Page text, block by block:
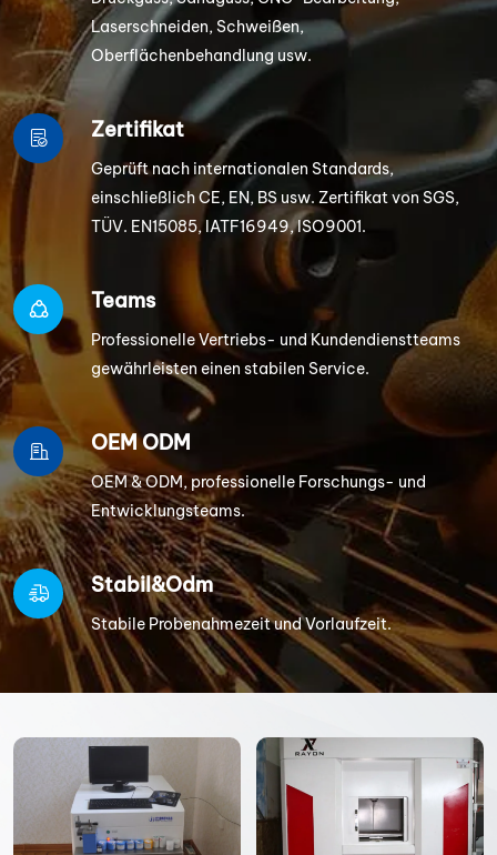
Laserschneiden, Schweißen,
Oberflächenbehandlung usw.
Zertifikat
Geprüft nach internationalen Standards,
einschließlich CE, EN, BS usw. Zertifikat von SGS,
TÜV. EN15085, IATF16949, ISO9001.
Teams
Professionelle Vertriebs- und Kundendienstteams
gewährleisten einen stabilen Service.
OEM ODM
OEM & ODM, professionelle Forschungs- und
Entwicklungsteams.
Stabil&Odm
Stabile Probenahmezeit und Vorlaufzeit.